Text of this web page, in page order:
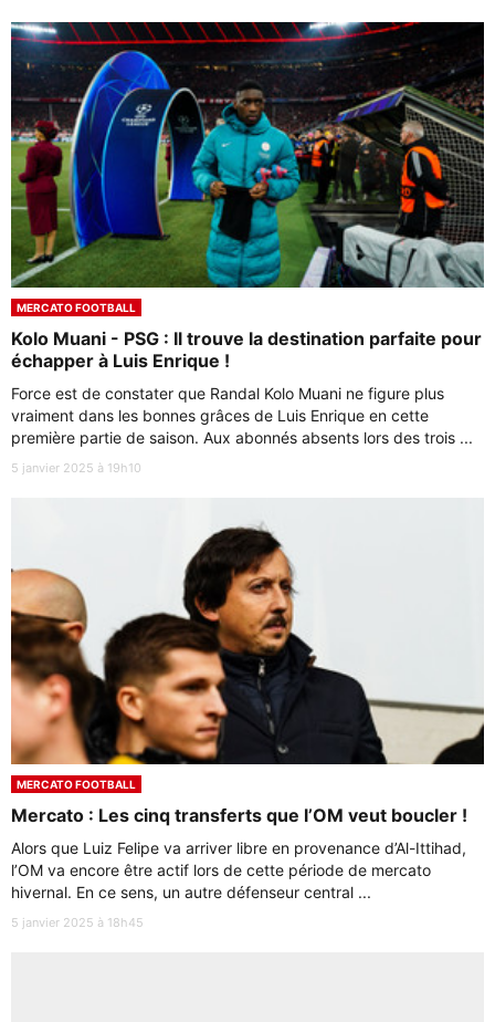
MERCATO FOOTBALL
Kolo Muani - PSG : Il trouve la destination parfaite pour
échapper à Luis Enrique !
Force est de constater que Randal Kolo Muani ne figure plus
vraiment dans les bonnes grâces de Luis Enrique en cette
première partie de saison. Aux abonnés absents lors des trois ...
5 janvier 2025 à 19h10
MERCATO FOOTBALL
Mercato : Les cinq transferts que l’OM veut boucler !
Alors que Luiz Felipe va arriver libre en provenance d’Al-Ittihad,
l’OM va encore être actif lors de cette période de mercato
hivernal. En ce sens, un autre défenseur central ...
5 janvier 2025 à 18h45